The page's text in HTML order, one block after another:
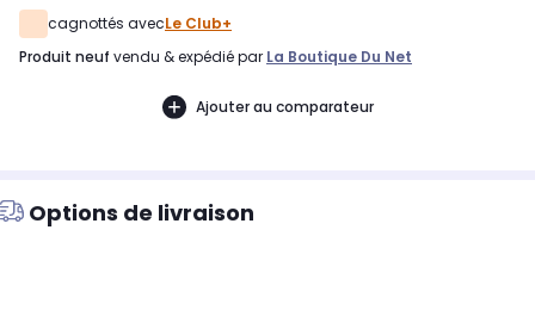
cagnottés avecLe Club+
produit neuf vendu & expédié par La Boutique Du Net
Ajouter au comparateur
Options de livraison